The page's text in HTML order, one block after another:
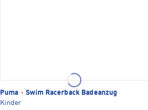
Puma · Swim Racerback Badeanzug
Kinder